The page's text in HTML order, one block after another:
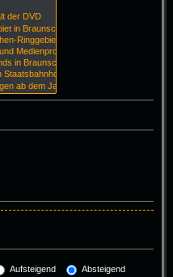
Aufsteigend
Absteigend